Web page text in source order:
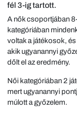
fél 3-ig tartott.
A nők csoportjában
kategóriában
voltak a játékosok,
akik ugyanannyi
dőlt el az eredmény.
Női kategóriában 2
mert ugyanannyi
múlott a győzelem.